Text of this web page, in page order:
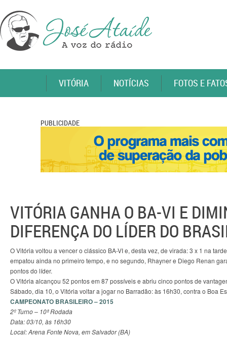
VITÓRIA NOTÍCIAS FOTOS E
PUBLICIDADE
VITÓRIA GANHA O BA-VI E
DIFERENÇA DO LÍDER DO
O Vitória voltou a vencer o clássico BA-VI e, desta vez, de virada: 3 x 1 na
empatou ainda no primeiro tempo, e no segundo, Rhayner e Diego Renan
pontos do líder.
O Vitória alcançou 52 pontos em 87 possíveis e abriu cinco pontos de
Sábado, dia 10, o Vitória voltar a jogar no Barradão: às 16h30, contra o Boa
CAMPEONATO BRASILEIRO – 2015
2º Turno – 10ª Rodada
Data: 03/10, às 16h30
Local: Arena Fonte Nova, em Salvador (BA)